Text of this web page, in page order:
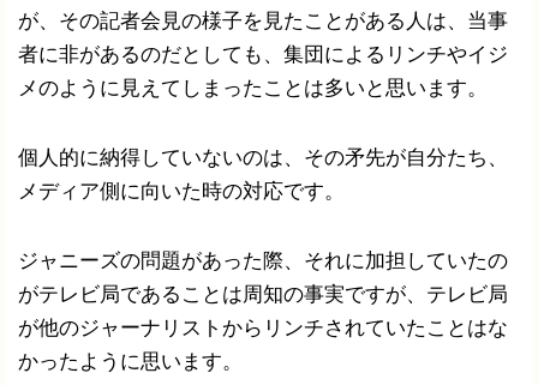
が、その記者会見の様子を見たことがある人は、当事
者に非があるのだとしても、集団によるリンチやイジ
メのように見えてしまったことは多いと思います。
個人的に納得していないのは、その矛先が自分たち、
メディア側に向いた時の対応です。
ジャニーズの問題があった際、それに加担していたの
がテレビ局であることは周知の事実ですが、テレビ局
が他のジャーナリストからリンチされていたことはな
かったように思います。